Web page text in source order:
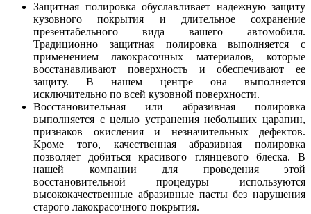
Защитная полировка обуславливает надежную защиту
кузовного покрытия и длительное сохранение
презентабельного вида вашего автомобиля.
Традиционно защитная полировка выполняется с
применением лакокрасочных материалов, которые
восстанавливают поверхность и обеспечивают ее
защиту. В нашем центре она выполняется
исключительно по всей кузовной поверхности.
Восстановительная или абразивная полировка
выполняется с целью устранения небольших царапин,
признаков окисления и незначительных дефектов.
Кроме того, качественная абразивная полировка
позволяет добиться красивого глянцевого блеска. В
нашей компании для проведения этой
восстановительной процедуры используются
высококачественные абразивные пасты без нарушения
старого лакокрасочного покрытия.